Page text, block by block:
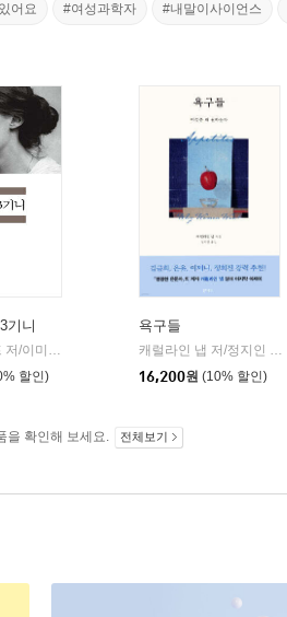
어요 #여성과학자 #내말이사이언스
기니
버지니아 울프 저/이미애 역
할인)
욕구들
캐럴라인 냅 저/정지인 역
16,200원 (10% 할인)
을 확인해 보세요. 전체보기